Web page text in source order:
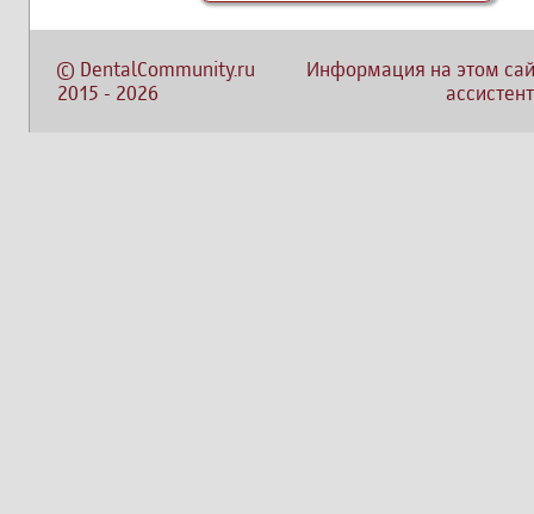
© DentalCommunity.ru
2015 - 2026
Информация на этом